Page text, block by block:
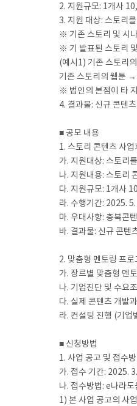
2. 지원규모: 1개사
3. 지원 대상: 스토리
※ 기존 스토리 및 시
※ 기 발표된 스토리
(예시1) 기존 스토리
기존 스토리의 웹툰
※ 법인의 본점이 타
4. 결과물: 신규 콘텐
■ 공모 내용
1. 스토리 콘텐츠 사
가. 지원대상: 스토리
나. 지원내용: 스토리
다. 지원규모: 1개사
라. 수행기간: 2025.
마. 우대사항: 충북콘
바. 결과물: 신규 콘텐
2. 맞춤형 멘토링 프로
가. 장르별 맞춤형 멘
나. 기업진단 및 수요
다. 실제 콘텐츠 개발
라. 컨설팅 진행 (기업
■ 신청방법
1. 사업 공고 및 접수방
가. 접수 기간: 2025.
나. 접수방법: e나라
1) 본 사업 공고의 사